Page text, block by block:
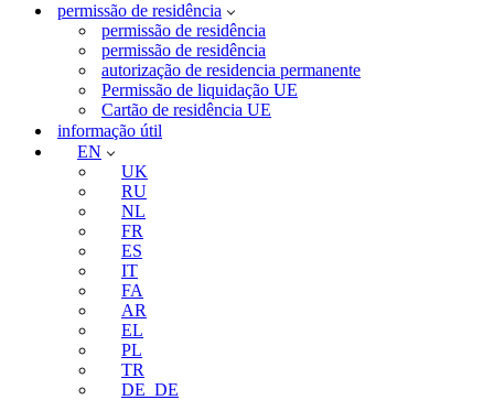
permissão de residência
permissão de residência
permissão de residência
autorização de residencia permanente
Permissão de liquidação UE
Cartão de residência UE
informação útil
EN
UK
RU
NL
FR
ES
IT
FA
AR
EL
PL
TR
DE_DE